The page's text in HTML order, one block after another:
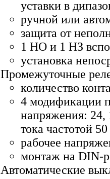
уставки в
ручной или
защита от
1 НО и 1 НЗ
установка
Промежуточные
количество
4 модификации
напряжения: 24,
тока частотой
рабочее
монтаж на DIN-
Автоматические